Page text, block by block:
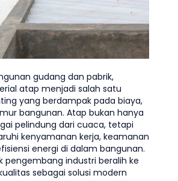
gudang dan pabrik,
atap menjadi salah satu
yang berdampak pada biaya,
bangunan. Atap bukan hanya
pelindung dari cuaca, tetapi
kenyamanan kerja, keamanan
energi di dalam bangunan.
pengembang industri beralih ke
sebagai solusi modern